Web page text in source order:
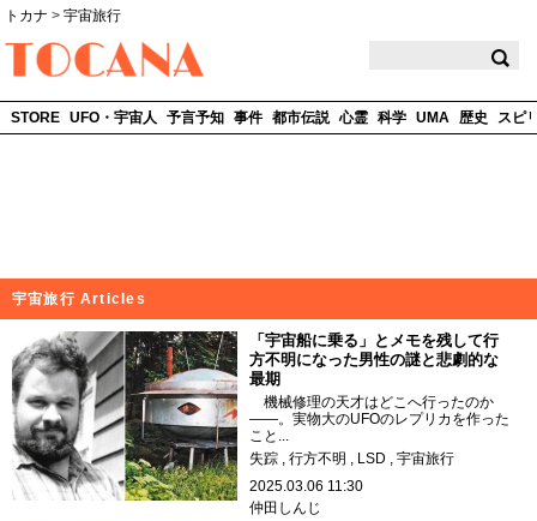
トカナ > 宇宙旅行
STORE UFO・宇宙人 予言予知 事件 都市伝説 心霊 科学 UMA 歴史 スピ
宇宙旅行 Articles
「宇宙船に乗る」とメモを残して行
方不明になった男性の謎と悲劇的な
最期
機械修理の天才はどこへ行ったのか
――。実物大のUFOのレプリカを作った
こと...
失踪
行方不明 LSD
宇宙旅行
2025.03.06 11:30
仲田しんじ